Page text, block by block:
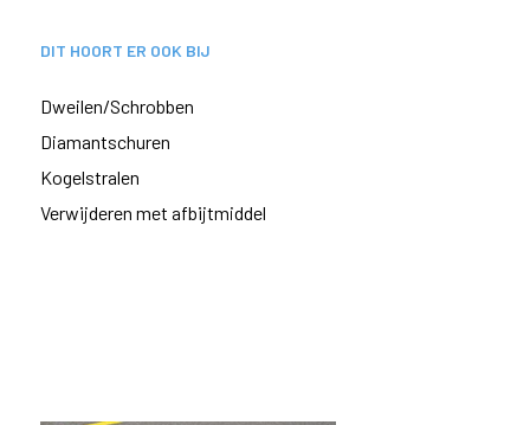
DIT HOORT ER OOK BIJ
Dweilen/Schrobben
Diamantschuren
Kogelstralen
Verwijderen met afbijtmiddel